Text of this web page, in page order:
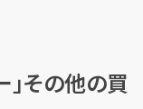
」その他の買